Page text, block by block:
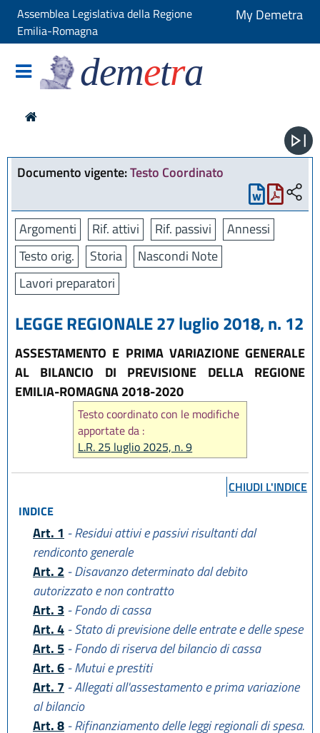
Assemblea Legislativa della Regione
Emilia-Romagna
My Demetra
demetra
Documento vigente:Testo Coordinato
Argomenti Rif. attivi Rif. passivi
Annessi
Testo orig.
Storia
Nascondi Note
Lavori preparatori
LEGGE REGIONALE 27 luglio 2018, n. 12
ASSESTAMENTO E PRIMA VARIAZIONE GENERALE
AL BILANCIO DI PREVISIONE DELLA REGIONE
EMILIA-ROMAGNA 2018-2020
Testo coordinato con le modifiche
apportate da :
L.R. 25 luglio 2025, n. 9
CHIUDI L'INDICE
INDICE
Art. 1 - Residui attivi e passivi risultanti dal
rendiconto generale
Art. 2 - Disavanzo determinato dal debito
autorizzato e non contratto
Art. 3 - Fondo di cassa
Art. 4 - Stato di previsione delle entrate e delle spese
Art. 5 - Fondo di riserva del bilancio di cassa
Art. 6 - Mutui e prestiti
Art. 7 - Allegati all'assestamento e prima variazione
al bilancio
Art. 8 - Rifinanziamento delle leggi regionali di spesa.